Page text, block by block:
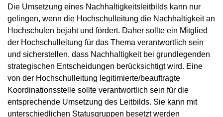
Die Umsetzung eines Nachhaltigkeitsleitbilds kann nur
gelingen, wenn die Hochschulleitung die Nachhaltigkeit an
Hochschulen bejaht und fördert. Daher sollte ein Mitglied
der Hochschulleitung für das Thema verantwortlich sein
und sicherstellen, dass Nachhaltigkeit bei grundlegenden
strategischen Entscheidungen berücksichtigt wird. Eine
von der Hochschulleitung legitimierte/beauftragte
Koordinationsstelle sollte verantwortlich sein für die
entsprechende Umsetzung des Leitbilds. Sie kann mit
unterschiedlichen Statusgruppen besetzt werden